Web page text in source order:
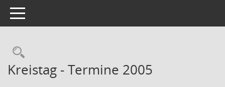
Toggle navigation
Rechercheauswahl
Kreistag - Termine 2005